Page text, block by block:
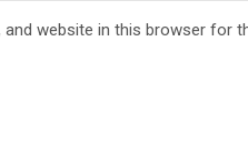
and website in this browser for